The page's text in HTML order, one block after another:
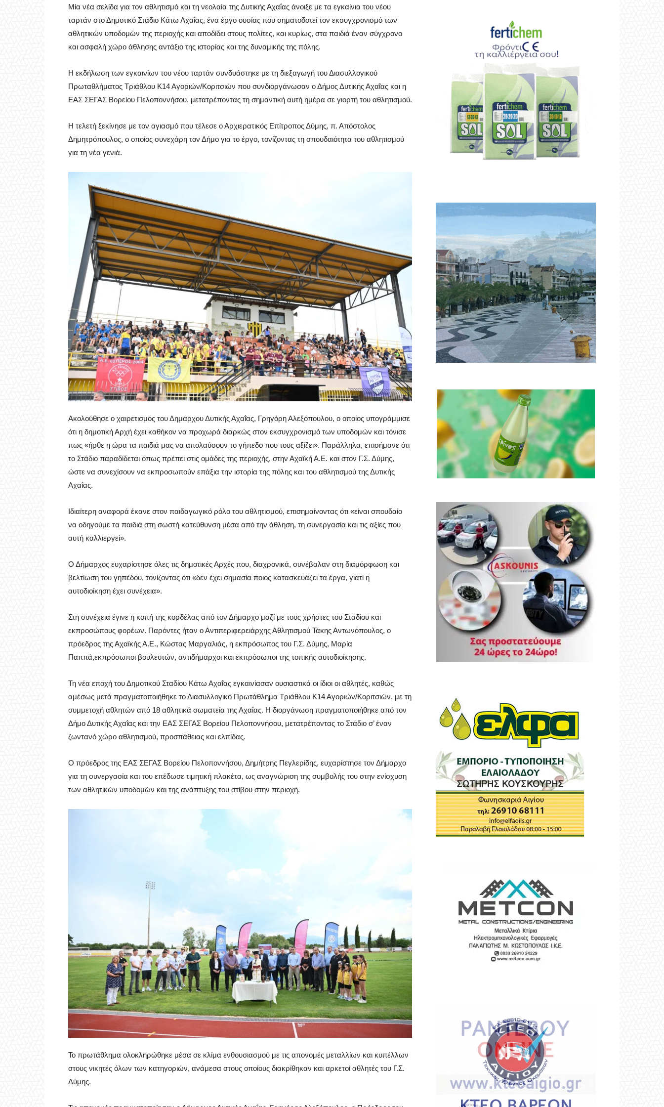
Μία νέα σελίδα για τον αθλητισμό και τη νεολαία της Δυτικής Αχαΐας άνοιξε με τα εγκαίνια του νέου
ταρτάν στο Δημοτικό Στάδιο Κάτω Αχαΐας, ένα έργο ουσίας που σηματοδοτεί τον εκσυγχρονισμό των
αθλητικών υποδομών της περιοχής και αποδίδει στους πολίτες, και κυρίως, στα παιδιά έναν σύγχρονο
και ασφαλή χώρο άθλησης αντάξιο της ιστορίας και της δυναμικής της πόλης.
Η εκδήλωση των εγκαινίων του νέου ταρτάν συνδυάστηκε με τη διεξαγωγή του Διασυλλογικού
Πρωταθλήματος Τριάθλου Κ14 Αγοριών/Κοριτσιών που συνδιοργάνωσαν ο Δήμος Δυτικής Αχαΐας και η
ΕΑΣ ΣΕΓΑΣ Βορείου Πελοποννήσου, μετατρέποντας τη σημαντική αυτή ημέρα σε γιορτή του αθλητισμού.
Η τελετή ξεκίνησε με τον αγιασμό που τέλεσε ο Αρχιερατικός Επίτροπος Δύμης, π. Απόστολος
Δημητρόπουλος, ο οποίος συνεχάρη τον Δήμο για το έργο, τονίζοντας τη σπουδαιότητα του αθλητισμού
για τη νέα γενιά.
Ακολούθησε ο χαιρετισμός του Δημάρχου Δυτικής Αχαΐας, Γρηγόρη Αλεξόπουλου, ο οποίος υπογράμμισε
ότι η δημοτική Αρχή έχει καθήκον να προχωρά διαρκώς στον εκσυγχρονισμό των υποδομών και τόνισε
πως «ήρθε η ώρα τα παιδιά μας να απολαύσουν το γήπεδο που τους αξίζει». Παράλληλα, επισήμανε ότι
το Στάδιο παραδίδεται όπως πρέπει στις ομάδες της περιοχής, στην Αχαϊκή Α.Ε. και στον Γ.Σ. Δύμης,
ώστε να συνεχίσουν να εκπροσωπούν επάξια την ιστορία της πόλης και του αθλητισμού της Δυτικής
Αχαΐας.
Ιδιαίτερη αναφορά έκανε στον παιδαγωγικό ρόλο του αθλητισμού, επισημαίνοντας ότι «είναι σπουδαίο
να οδηγούμε τα παιδιά στη σωστή κατεύθυνση μέσα από την άθληση, τη συνεργασία και τις αξίες που
αυτή καλλιεργεί».
Ο Δήμαρχος ευχαρίστησε όλες τις δημοτικές Αρχές που, διαχρονικά, συνέβαλαν στη διαμόρφωση και
βελτίωση του γηπέδου, τονίζοντας ότι «δεν έχει σημασία ποιος κατασκευάζει τα έργα, γιατί η
αυτοδιοίκηση έχει συνέχεια».
Στη συνέχεια έγινε η κοπή της κορδέλας από τον Δήμαρχο μαζί με τους χρήστες του Σταδίου και
εκπροσώπους φορέων. Παρόντες ήταν ο Αντιπεριφερειάρχης Αθλητισμού Τάκης Αντωνόπουλος, ο
πρόεδρος της Αχαϊκής Α.Ε., Κώστας Μαργαλιάς, η εκπρόσωπος του Γ.Σ. Δύμης, Μαρία
Παππά,εκπρόσωποι βουλευτών, αντιδήμαρχοι και εκπρόσωποι της τοπικής αυτοδιοίκησης.
Τη νέα εποχή του Δημοτικού Σταδίου Κάτω Αχαΐας εγκαινίασαν ουσιαστικά οι ίδιοι οι αθλητές, καθώς
αμέσως μετά πραγματοποιήθηκε το Διασυλλογικό Πρωτάθλημα Τριάθλου Κ14 Αγοριών/Κοριτσιών, με τη
συμμετοχή αθλητών από 18 αθλητικά σωματεία της Αχαΐας. Η διοργάνωση πραγματοποιήθηκε από τον
Δήμο Δυτικής Αχαΐας και την ΕΑΣ ΣΕΓΑΣ Βορείου Πελοποννήσου, μετατρέποντας το Στάδιο σ’ έναν
ζωντανό χώρο αθλητισμού, προσπάθειας και ελπίδας.
Ο πρόεδρος της ΕΑΣ ΣΕΓΑΣ Βορείου Πελοποννήσου, Δημήτρης Πεγλερίδης, ευχαρίστησε τον Δήμαρχο
για τη συνεργασία και του επέδωσε τιμητική πλακέτα, ως αναγνώριση της συμβολής του στην ενίσχυση
των αθλητικών υποδομών και της ανάπτυξης του στίβου στην περιοχή.
Το πρωτάθλημα ολοκληρώθηκε μέσα σε κλίμα ενθουσιασμού με τις απονομές μεταλλίων και κυπέλλων
στους νικητές όλων των κατηγοριών, ανάμεσα στους οποίους διακρίθηκαν και αρκετοί αθλητές του Γ.Σ.
Δύμης.